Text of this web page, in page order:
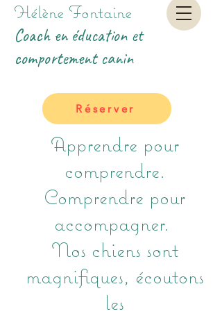
Hélène Fontaine
Coach en éducation et
comportement canin
Apprendre pour
comprendre.
Comprendre pour
accompagner.
Nos chiens sont
magnifiques, écoutons
les
Réserver